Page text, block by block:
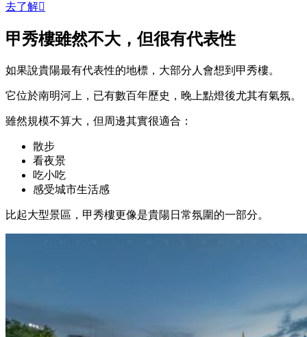
去了解
甲秀樓雖然不大，但很有代表性
如果說貴陽最有代表性的地標，大部分人會想到甲秀樓。
它位於南明河上，已有數百年歷史，晚上點燈後尤其有氣氛。
雖然規模不算大，但周邊其實很適合：
散步
看夜景
吃小吃
感受城市生活感
比起大型景區，甲秀樓更像是貴陽日常氛圍的一部分。